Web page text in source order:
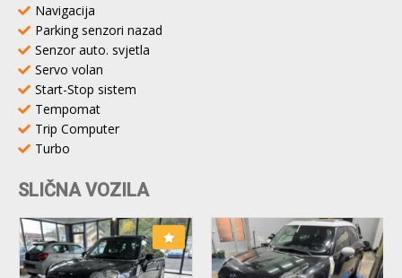
Navigacija
Parking senzori nazad
Senzor auto. svjetla
Servo volan
Start-Stop sistem
Tempomat
Trip Computer
Turbo
SLIČNA VOZILA
NA STANJU